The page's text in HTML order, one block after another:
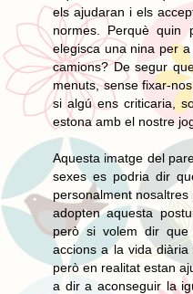
els ajudaran i els
normes. Perquè
elegisca una nina per
camions? De segur
menuts, sense fixar-
si algú ens criticaria,
estona amb el nostre
Aquesta imatge del
sexes es podria dir
personalment
adopten aquesta
però si volem dir que
accions a la vida
però en realitat estan
a dir a aconseguir la